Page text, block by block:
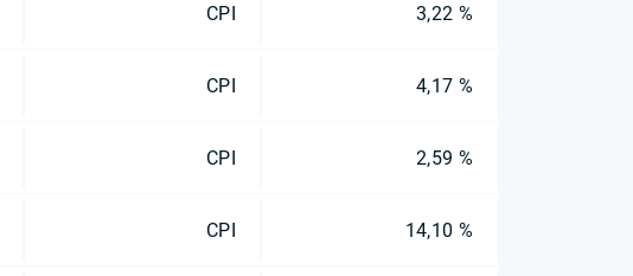
CPI 3,22 %
CPI 4,17 %
CPI 2,59 %
CPI 14,10 %